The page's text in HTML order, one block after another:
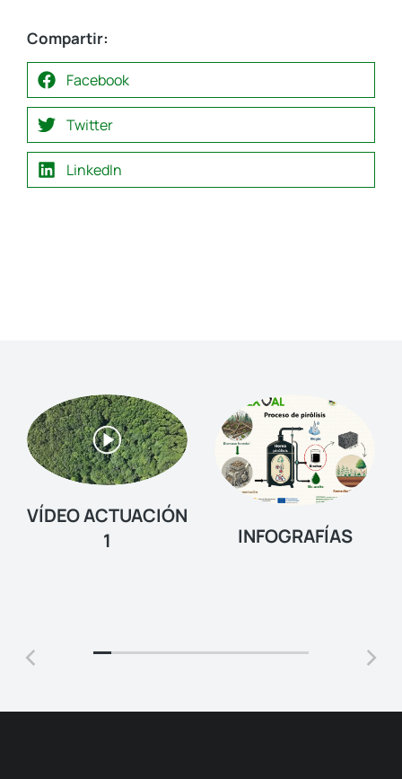
Compartir:
Facebook
Twitter
LinkedIn
VÍDEO ACTUACIÓN
1
INFOGRAFÍAS